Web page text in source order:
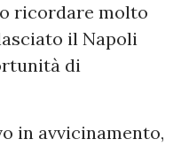
ricordare molto
il Napoli
di
in avvicinamento,